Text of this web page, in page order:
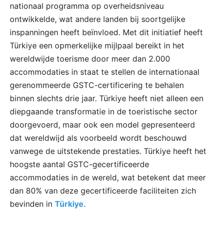
nationaal programma op overheidsniveau
ontwikkelde, wat andere landen bij soortgelijke
inspanningen heeft beïnvloed. Met dit initiatief heeft
Türkiye een opmerkelijke mijlpaal bereikt in het
wereldwijde toerisme door meer dan 2.000
accommodaties in staat te stellen de internationaal
gerenommeerde GSTC-certificering te behalen
binnen slechts drie jaar. Türkiye heeft niet alleen een
diepgaande transformatie in de toeristische sector
doorgevoerd, maar ook een model gepresenteerd
dat wereldwijd als voorbeeld wordt beschouwd
vanwege de uitstekende prestaties. Türkiye heeft het
hoogste aantal GSTC-gecertificeerde
accommodaties in de wereld, wat betekent dat meer
dan 80% van deze gecertificeerde faciliteiten zich
bevinden in Türkiye.